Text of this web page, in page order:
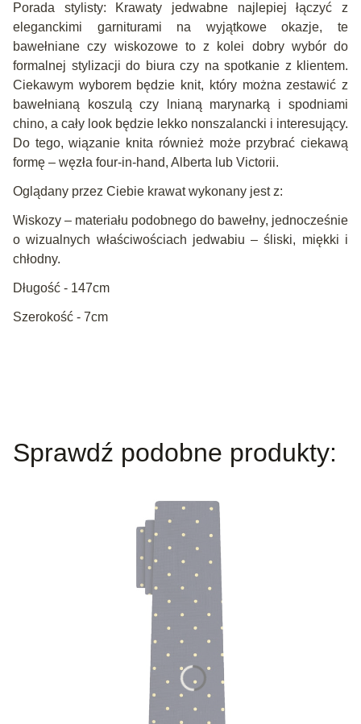
Porada stylisty: Krawaty jedwabne najlepiej łączyć z
eleganckimi garniturami na wyjątkowe okazje, te
bawełniane czy wiskozowe to z kolei dobry wybór do
formalnej stylizacji do biura czy na spotkanie z klientem.
Ciekawym wyborem będzie knit, który można zestawić z
bawełnianą koszulą czy lnianą marynarką i spodniami
chino, a cały look będzie lekko nonszalancki i interesujący.
Do tego, wiązanie knita również może przybrać ciekawą
formę – węzła four-in-hand, Alberta lub Victorii.
Oglądany przez Ciebie krawat wykonany jest z:
Wiskozy – materiału podobnego do bawełny, jednocześnie
o wizualnych właściwościach jedwabiu – śliski, miękki i
chłodny.
Długość - 147cm
Szerokość - 7cm
Sprawdź podobne produkty: